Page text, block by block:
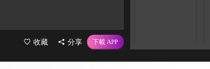
收藏 分享